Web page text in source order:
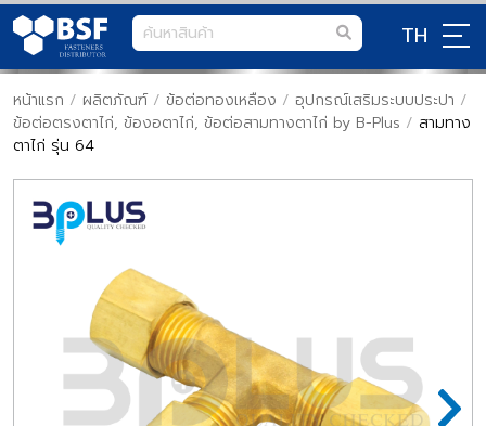
TH
หน้าแรก / ผลิตภัณฑ์ / ข้อต่อทองเหลือง / อุปกรณ์เสริมระบบประปา /
ข้อต่อตรงตาไก่, ข้องอตาไก่, ข้อต่อสามทางตาไก่ by B-Plus / สามทาง
ตาไก่ รุ่น 64